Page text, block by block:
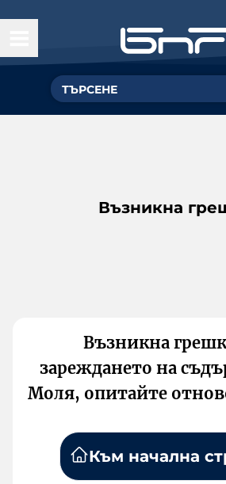
Възникна
Възникна
зареждането на
Моля, опитайте
Към начална